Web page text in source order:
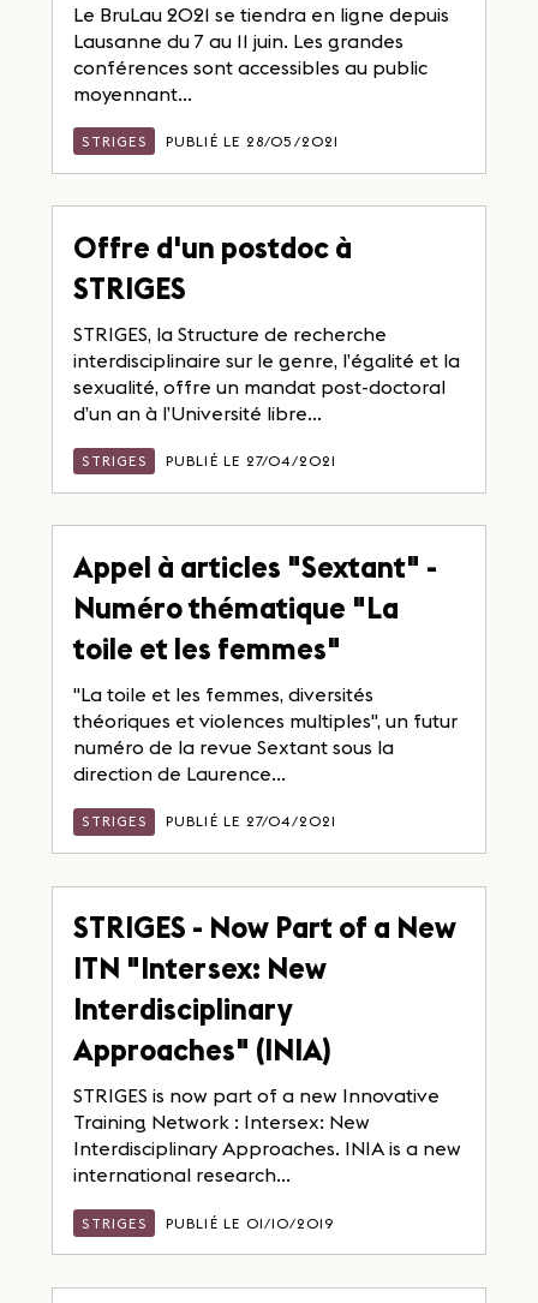
Le BruLau 2021 se tiendra en ligne depuis
Lausanne du 7 au 11 juin. Les grandes
conférences sont accessibles au public
moyennant...
STRIGES PUBLIÉ LE 28/05/2021
Offre d'un postdoc à
STRIGES
STRIGES, la Structure de recherche
interdisciplinaire sur le genre, l’égalité et la
sexualité, offre un mandat post-doctoral
d’un an à l’Université libre...
STRIGES PUBLIÉ LE 27/04/2021
Appel à articles "Sextant" -
Numéro thématique "La
toile et les femmes"
"La toile et les femmes, diversités
théoriques et violences multiples", un futur
numéro de la revue Sextant sous la
direction de Laurence...
STRIGES PUBLIÉ LE 27/04/2021
STRIGES - Now Part of a New
ITN "Intersex: New
Interdisciplinary
Approaches" (INIA)
STRIGES is now part of a new Innovative
Training Network : Intersex: New
Interdisciplinary Approaches. INIA is a new
international research...
STRIGES PUBLIÉ LE 01/10/2019